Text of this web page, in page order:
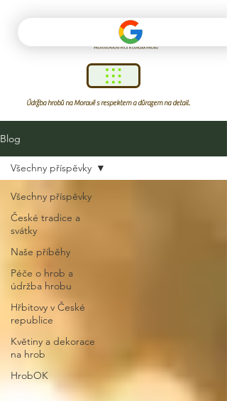
Údržba hrobů na Moravě s respektem a důrazem na detail.
Blog
Všechny příspěvky
České tradice a
svátky
Naše příběhy
Péče o hrob a
údržba hrobu
Hřbitovy v České
republice
Květiny a dekorace
na hrob
HrobOK
Všechny příspěvky